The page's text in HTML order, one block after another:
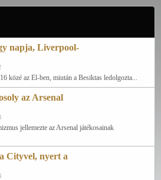
napja, Liverpool-
közé az El-ben, miután a Besiktas ledolgozta...
az Arsenal
jellemezte az Arsenal játékosainak
Cityvel, nyert a